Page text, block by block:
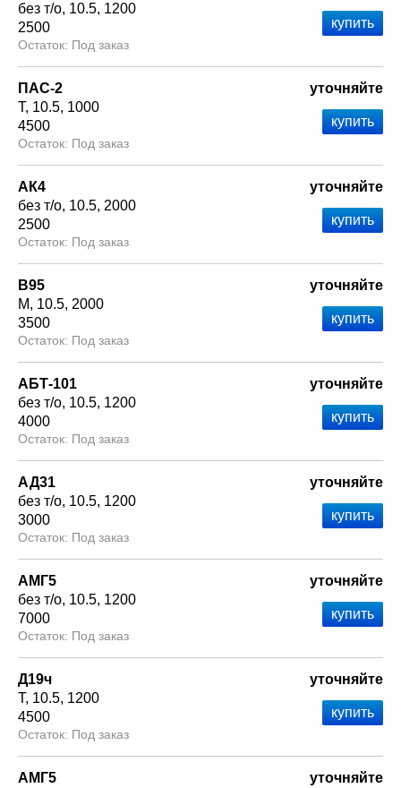
без т/о 10.5 1200
2500
Под заказ
ПАС-2
Т 10.5 1000
4500
Под заказ
уточняйте
АК4
без т/о 10.5 2000
2500
Под заказ
уточняйте
В95
М
10.5 2000
3500
Под заказ
уточняйте
АБТ-101
без т/о 10.5 1200
4000
Под заказ
уточняйте
АД31
без т/о 10.5 1200
3000
Под заказ
уточняйте
АМГ5
без т/о 10.5 1200
7000
Под заказ
уточняйте
Д19ч
Т 10.5 1200
4500
Под заказ
уточняйте
АМГ5
уточняйте